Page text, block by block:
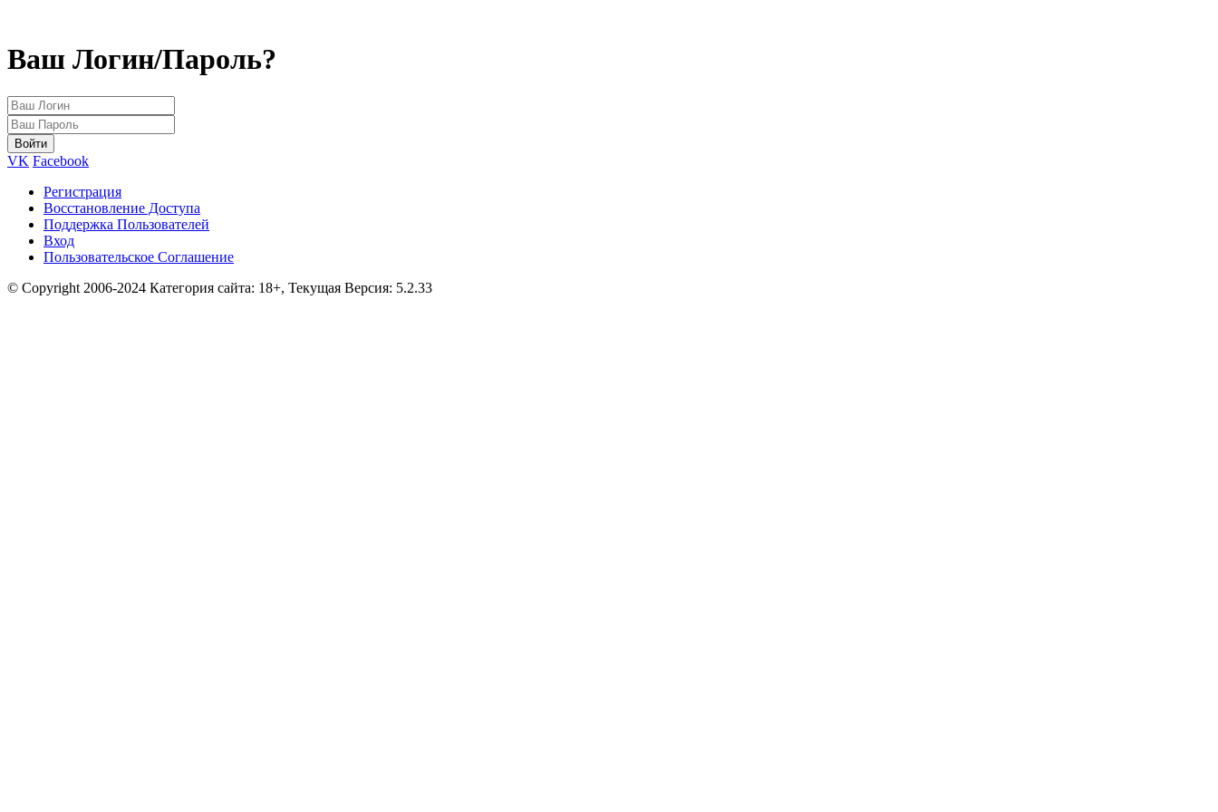
Ваш Логин/Пароль?
VK Facebook
Регистрация
Восстановление Доступа
Поддержка Пользователей
Вход
Пользовательское Соглашение
© Copyright 2006-2024 Категория сайта: 18+, Текущая Версия: 5.2.33